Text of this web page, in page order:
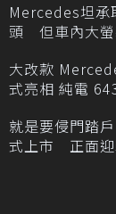
Mercedes坦承
頭 但車內大螢
大改款
式亮相 純電
就是要侵門踏
式上市 正面迎